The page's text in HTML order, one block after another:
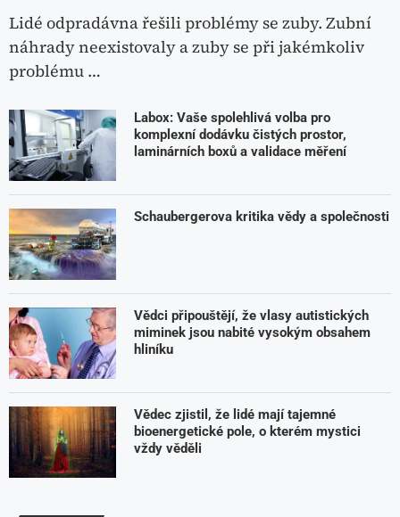
Lidé odpradávna řešili problémy se zuby. Zubní
náhrady neexistovaly a zuby se při jakémkoliv
problému …
Labox: Vaše spolehlivá volba pro
komplexní dodávku čistých prostor,
laminárních boxů a validace měření
Schaubergerova kritika vědy a společnosti
Vědci připouštějí, že vlasy autistických
miminek jsou nabité vysokým obsahem
hliníku
Vědec zjistil, že lidé mají tajemné
bioenergetické pole, o kterém mystici
vždy věděli